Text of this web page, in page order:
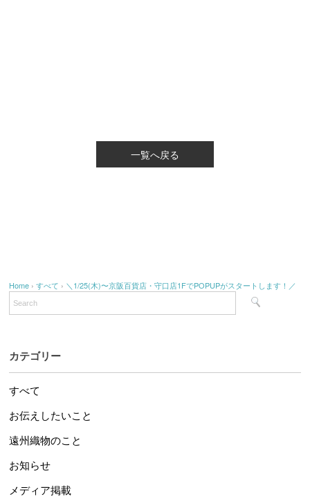
一覧へ戻る
Home ›すべて › ＼1/25(木)〜京阪百貨店・守口店1FでPOPUPがスタートします！／
カテゴリー
すべて
お伝えしたいこと
遠州織物のこと
お知らせ
メディア掲載